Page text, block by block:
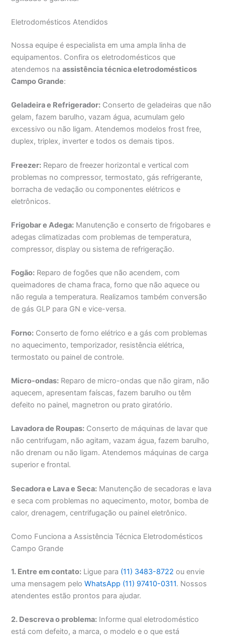
Eletrodomésticos Atendidos
Nossa equipe é especialista em uma ampla linha de
equipamentos. Confira os eletrodomésticos que
atendemos naassistência técnica eletrodomésticos
Campo Grande:
Geladeira e Refrigerador: Conserto de geladeiras que não
gelam, fazem barulho, vazam água, acumulam gelo
excessivo ou não ligam. Atendemos modelos frost free,
duplex, triplex, inverter e todos os demais tipos.
Freezer: Reparo de freezer horizontal e vertical com
problemas no compressor, termostato, gás refrigerante,
borracha de vedação ou componentes elétricos e
eletrônicos.
Frigobar e Adega: Manutenção e conserto de frigobares e
adegas climatizadas com problemas de temperatura,
compressor, display ou sistema de refrigeração.
Fogão: Reparo de fogões que não acendem, com
queimadores de chama fraca, forno que não aquece ou
não regula a temperatura. Realizamos também conversão
de gás GLP para GN e vice-versa.
Forno: Conserto de forno elétrico e a gás com problemas
no aquecimento, temporizador, resistência elétrica,
termostato ou painel de controle.
Micro-ondas: Reparo de micro-ondas que não giram, não
aquecem, apresentam faíscas, fazem barulho ou têm
defeito no painel, magnetron ou prato giratório.
Lavadora de Roupas: Conserto de máquinas de lavar que
não centrifugam, não agitam, vazam água, fazem barulho,
não drenam ou não ligam. Atendemos máquinas de carga
superior e frontal.
Secadora e Lava e Seca: Manutenção de secadoras e lava
e seca com problemas no aquecimento, motor, bomba de
calor, drenagem, centrifugação ou painel eletrônico.
Como Funciona a Assistência Técnica Eletrodomésticos
Campo Grande
1. Entre em contato: Ligue para (11) 3483-8722 ou envie
uma mensagem peloWhatsApp (11) 97410-0311. Nossos
atendentes estão prontos para ajudar.
2. Descreva o problema: Informe qual eletrodoméstico
está com defeito, a marca, o modelo e o que está